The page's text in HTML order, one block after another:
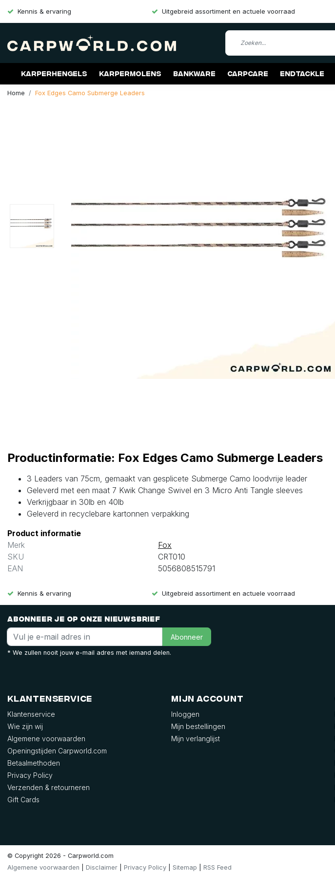
Kennis & ervaring Uitgebreid assortiment en actuele voorraad
Karperhengels Karpermolens Bankware Carpcare Endtackle
Merken Aanbiedingen Gift Cards
Home Fox Edges Camo Submerge Leaders
Productinformatie: Fox Edges Camo Submerge Leaders
3 Leaders van 75cm, gemaakt van gesplicete Submerge Camo loodvrije leader
Geleverd met een maat 7 Kwik Change Swivel en 3 Micro Anti Tangle sleeves
Verkrijgbaar in 30lb en 40lb
Geleverd in recyclebare kartonnen verpakking
Product informatie
Merk
Fox
SKU
CRT010
EAN
5056808515791
Kennis & ervaring Uitgebreid assortiment en actuele voorraad
Abonneer je op onze nieuwsbrief
Abonneer
* We zullen nooit jouw e-mail adres met iemand delen.
Klantenservice
Klantenservice
Wie zijn wij
Algemene voorwaarden
Openingstijden Carpworld.com
Betaalmethoden
Privacy Policy
Verzenden & retourneren
Gift Cards
Mijn account
Inloggen
Mijn bestellingen
Mijn verlanglijst
© Copyright 2026 - Carpworld.com
Algemene voorwaarden
Disclaimer Privacy Policy Sitemap RSS Feed